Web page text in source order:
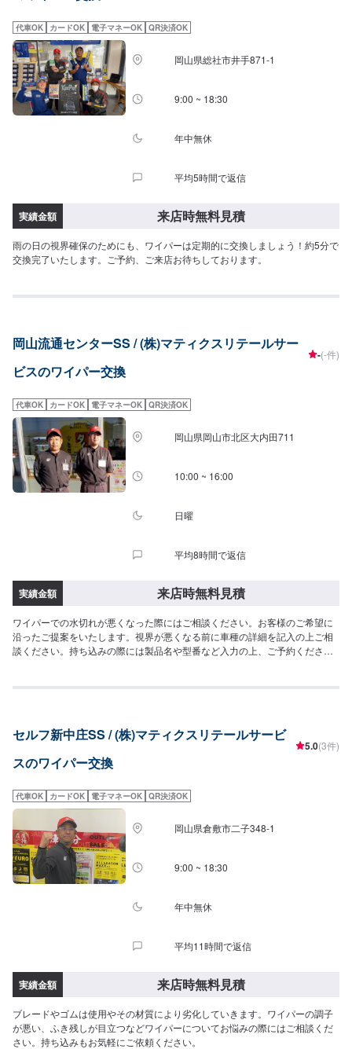
[AG65]3,080円[AG70W]3,300円[AG30SD]1,540円[AG35SD]1,870円
[AG38SD]1,980円[AG40SD]2,090円[AG43SD]2,200円[AG45SD]2,420円
[AG48SD]2,530円[AG50SD]2,750円[AG53SD]2,860円[AG55SD]3,080円
[AG60SD]3,410円[AG65SD]3,740円【ゼリオズ（プレミアム）】（１本交換
価格）[AH30B]1,980円[AH35B]1,980円[AH38B]2,090円[AH40B]2,090円
[AH43B]2,090円[AH45B]2,090円[AH48B]2,090円[AH50B]2,640円
[AH53B]2,640円[AH55B]2,640円[AH60B]3,080円[AH65B]3,080円
[AH43SD]2,530円[AH45SD]2,750円[AH48SD]2,860円[AH50SD]3,080円
[AG30RB]1,430円[AG35RB]1,650円[AG40RB]1,870円[AG25RA]1,320円
代車OK カードOK 電子マネーOK QR決済OK
岡山県総社市井手871-1
9:00 ~ 18:30
年中無休
平均5時間で返信
実績金額 来店時無料見積
雨の日の視界確保のためにも、ワイパーは定期的に交換しましょう！約5分で
交換完了いたします。ご予約、ご来店お待ちしております。
岡山流通センターSS / (株)マティクスリテールサー
ビスのワイパー交換
-(-件)
代車OK カードOK 電子マネーOK QR決済OK
岡山県岡山市北区大内田711
10:00 ~ 16:00
日曜
平均8時間で返信
実績金額 来店時無料見積
ワイパーでの水切れが悪くなった際にはご相談ください。お客様のご希望に
沿ったご提案をいたします。視界が悪くなる前に車種の詳細を記入の上ご相
談ください。持ち込みの際には製品名や型番など入力の上、ご予約くださ
セルフ新中庄SS / (株)マティクスリテールサービ
スのワイパー交換
5.0(3件)
代車OK カードOK 電子マネーOK QR決済OK
岡山県倉敷市二子348-1
9:00 ~ 18:30
年中無休
平均11時間で返信
実績金額 来店時無料見積
ブレードやゴムは使用やその材質により劣化していきます。ワイパーの調子
が悪い、ふき残しが目立つなどワイパーについてお悩みの際にはご相談くだ
さい。持ち込みもお気軽にご依頼ください。